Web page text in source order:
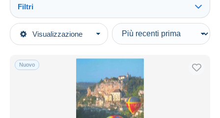
Visualizzazione
Categorie principali
Tematica
Filtri
Tipo di vendita
In corso
Prezzo fisso
Aste senza offerte
Casa d'aste
Nuovo